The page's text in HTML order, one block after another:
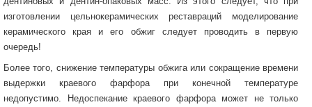
изготовлении цельнокерамических реставраций моделирование
керамического края и его обжиг следует проводить в первую
очередь!
Более того, снижение температуры обжига или сокращение времени
выдержки краевого фарфора при конечной температуре
недопустимо. Недоспекание краевого фарфора может не только